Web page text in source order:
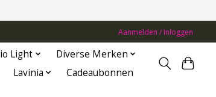
Aanmelden / Inloggen
Light
Diverse Merken
Lavinia Cadeaubonnen